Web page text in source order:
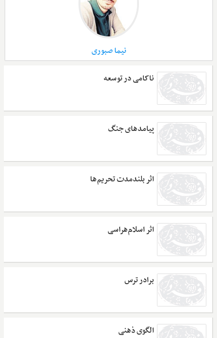
نیما صبوری
ناکامی در توسعه
پیامدهای جنگ
اثر بلندمدت تحریم‌ها
اثر اسلام‌هراسی
برادر ترس
الگوی ذهنی